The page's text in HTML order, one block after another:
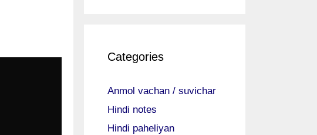
Categories
Anmol vachan / suvichar
Hindi notes
Hindi paheliyan